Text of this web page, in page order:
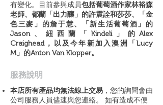
有變化。目前參與成員包括葡萄酒作家林裕森
老師、都蘭「出力釀」的許震詮和莎莎、「金
色三麥」的詹于慧、「新生活葡萄酒」的
Jason、紐西蘭「Kindeli」的Alex
Craighead，以及今年新加入澳洲「Lucy
M」的Anton Van Klopper。
​服務說明
本店所有產品均無法線上交易 ，您的詢問會由
公司服務人員儘速與您連絡。 如有造成不便